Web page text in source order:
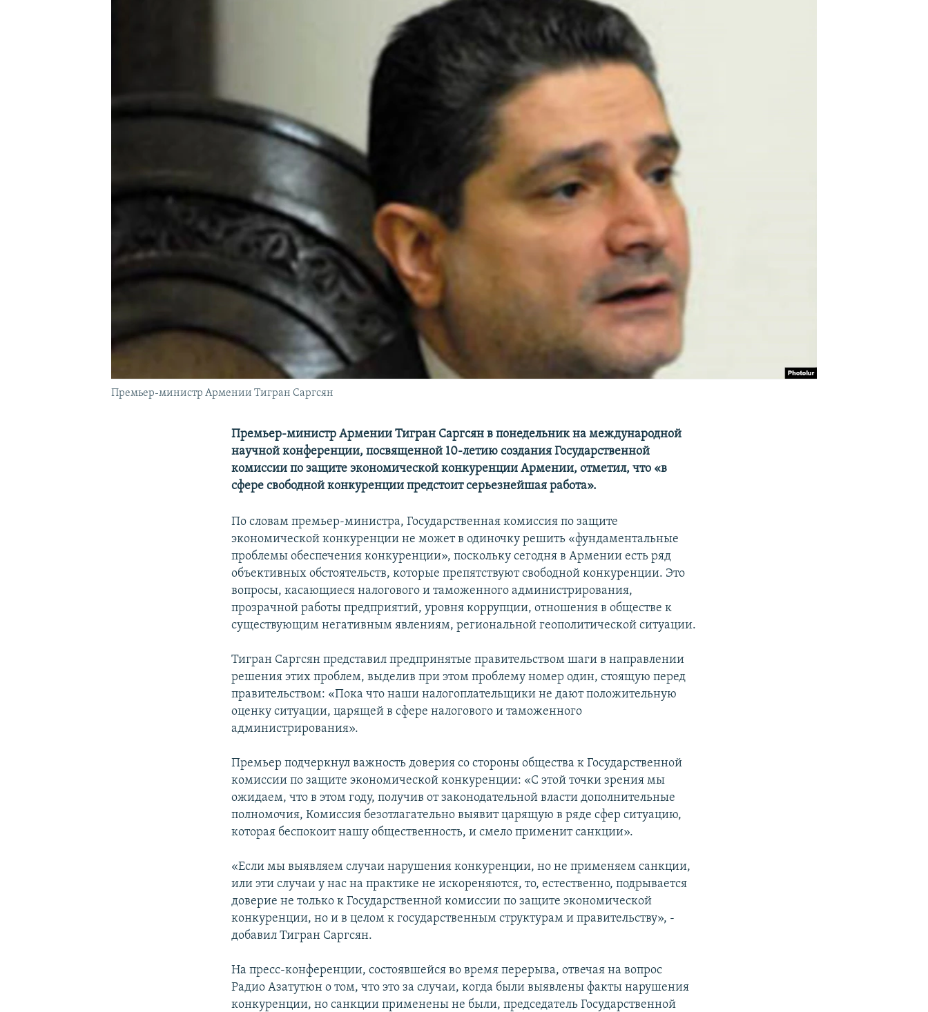
Премьер-министр Армении Тигран Саргсян
Премьер-министр Армении Тигран Саргсян в понедельник на международной
научной конференции, посвященной 10-летию создания Государственной
комиссии по защите экономической конкуренции Армении, отметил, что «в
сфере свободной конкуренции предстоит серьезнейшая работа».
По словам премьер-министра, Государственная комиссия по защите
экономической конкуренции не может в одиночку решить «фундаментальные
проблемы обеспечения конкуренции», поскольку сегодня в Армении есть ряд
объективных обстоятельств, которые препятствуют свободной конкуренции. Это
вопросы, касающиеся налогового и таможенного администрирования,
прозрачной работы предприятий, уровня коррупции, отношения в обществе к
существующим негативным явлениям, региональной геополитической ситуации.
Тигран Саргсян представил предпринятые правительством шаги в направлении
решения этих проблем, выделив при этом проблему номер один, стоящую перед
правительством: «Пока что наши налогоплательщики не дают положительную
оценку ситуации, царящей в сфере налогового и таможенного
администрирования».
Премьер подчеркнул важность доверия со стороны общества к Государственной
комиссии по защите экономической конкуренции: «С этой точки зрения мы
ожидаем, что в этом году, получив от законодательной власти дополнительные
полномочия, Комиссия безотлагательно выявит царящую в ряде сфер ситуацию,
которая беспокоит нашу общественность, и смело применит санкции».
«Если мы выявляем случаи нарушения конкуренции, но не применяем санкции,
или эти случаи у нас на практике не искореняются, то, естественно, подрывается
доверие не только к Государственной комиссии по защите экономической
конкуренции, но и в целом к государственным структурам и правительству», -
добавил Тигран Саргсян.
На пресс-конференции, состоявшейся во время перерыва, отвечая на вопрос
Радио Азатутюн о том, что это за случаи, когда были выявлены факты нарушения
конкуренции, но санкции применены не были, председатель Государственной